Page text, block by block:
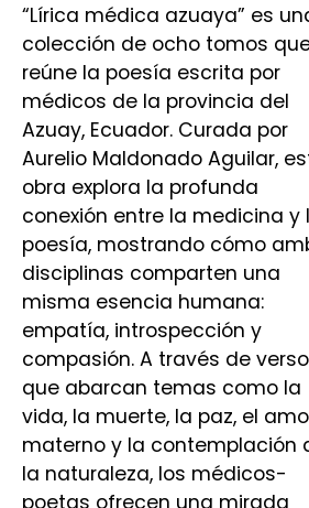
“Lírica médica azuaya” es
colección de ocho tomos
reúne la poesía escrita por
médicos de la provincia del
Azuay, Ecuador. Curada por
Aurelio Maldonado Aguilar,
obra explora la profunda
conexión entre la medicina y
poesía, mostrando cómo
disciplinas comparten una
misma esencia humana:
empatía, introspección y
compasión. A través de
que abarcan temas como la
vida, la muerte, la paz, el
materno y la contemplación
la naturaleza, los médicos-
poetas ofrecen una mirada